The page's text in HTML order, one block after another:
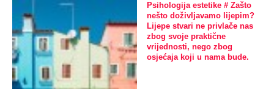
Psihologija estetike # Zašto
nešto doživljavamo lijepim?
Lijepe stvari ne privlače nas
zbog svoje praktične
vrijednosti, nego zbog
osjećaja koji u nama bude.